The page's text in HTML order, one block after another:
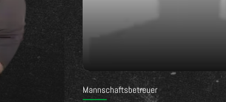
Mannschaftsbetreuer